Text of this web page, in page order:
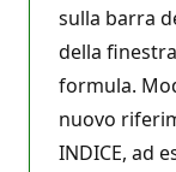
sulla barra
della
formula.
nuovo
INDICE, ad